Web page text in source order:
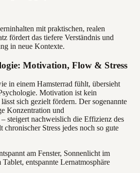
mit praktischen, realen
fördert das tiefere Verständnis und
in neue Kontexte.
Motivation, Flow & Stress
in einem Hamsterrad fühlt, übersieht
Motivation ist kein
sich gezielt fördern. Der sogenannte
Konzentration und
steigert nachweislich die Effizienz des
Stress jedes noch so gute